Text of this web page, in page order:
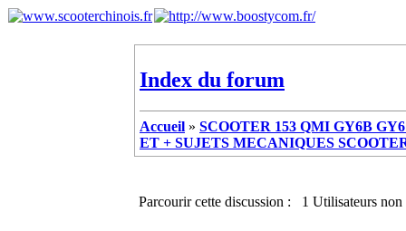
Index du forum
Accueil » SCOOTER 153 QMI GY6B
ET + SUJETS MECANIQUES
Parcourir cette discussion : 1 Utilisateurs non